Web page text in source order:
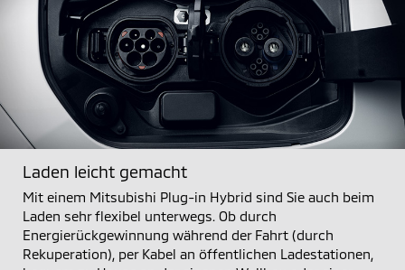
Laden leicht gemacht
Mit einem Mitsubishi Plug-in Hybrid sind Sie auch beim
Laden sehr flexibel unterwegs. Ob durch
Energierückgewinnung während der Fahrt (durch
Rekuperation), per Kabel an öffentlichen Ladestationen,